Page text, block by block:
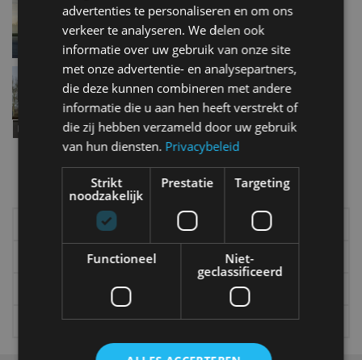
jan 2025
Review – BMW iX M60 (2022) – Overkill?
jan 2023
Meer autonieuws
Alle categorieën van AutoRAI.nl
Elektrisch
Autotests
Interview
Column
Gadgets
Tech
Video
Games
advertenties te personaliseren en om ons
verkeer te analyseren. We delen ook
informatie over uw gebruik van onze site
met onze advertentie- en analysepartners,
die deze kunnen combineren met andere
informatie die u aan hen heeft verstrekt of
die zij hebben verzameld door uw gebruik
van hun diensten. Privacybeleid
Strikt
noodzakelijk
Prestatie Targeting
Functioneel
Niet-
geclassificeerd